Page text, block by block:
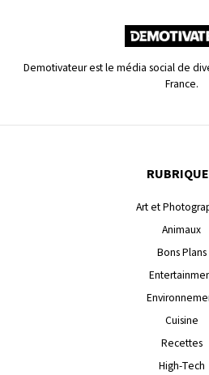
Demotivateur est le média social de
France.
Art et
Animaux
Bons Plans
Cuisine
Recettes
High-Tech